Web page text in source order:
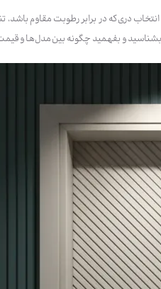
دری که در برابر رطوبت مقاوم
را بشناسید و بفهمید چگونه بین مدل‌ها و